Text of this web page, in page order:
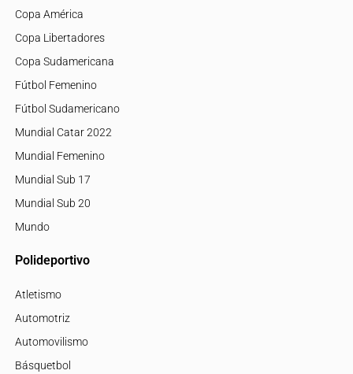
Copa América
Copa Libertadores
Copa Sudamericana
Fútbol Femenino
Fútbol Sudamericano
Mundial Catar 2022
Mundial Femenino
Mundial Sub 17
Mundial Sub 20
Mundo
Polideportivo
Atletismo
Automotriz
Automovilismo
Básquetbol